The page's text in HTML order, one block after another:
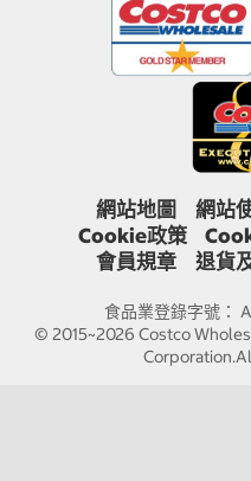
網站地圖 網站
Cookie政策
會員規章
退貨
食品業登錄字號：
© 2015~2026 Costco